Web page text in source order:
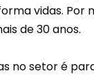
vidas. Por
de 30 anos.
no setor é